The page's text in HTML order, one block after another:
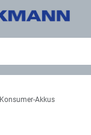
Konsumer-Akkus